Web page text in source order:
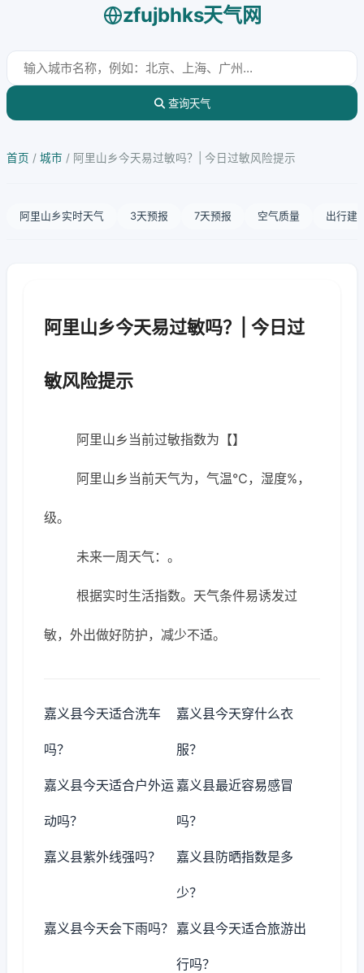
zfujbhks天气网
查询天气
首页 / 城市 / 阿里山乡今天易过敏吗？| 今日过敏风险提示
阿里山乡实时天气 3天预报 7天预报 空气质量 出行建
阿里山乡今天易过敏吗？| 今日过
敏风险提示
阿里山乡当前过敏指数为【】
阿里山乡当前天气为，气温℃，湿度%，
级。
未来一周天气：。
根据实时生活指数。天气条件易诱发过
敏，外出做好防护，减少不适。
嘉义县今天适合洗车
吗？
嘉义县今天穿什么衣
服？
嘉义县今天适合户外运
动吗？
嘉义县最近容易感冒
吗？
嘉义县紫外线强吗？ 嘉义县防晒指数是多
少？
嘉义县今天会下雨吗？ 嘉义县今天适合旅游出
行吗？